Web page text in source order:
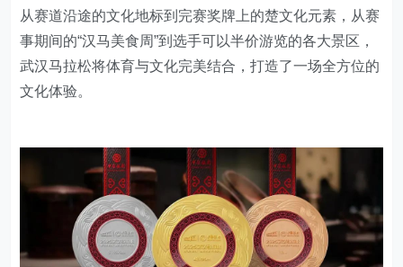
从赛道沿途的文化地标到完赛奖牌上的楚文化元素，从赛
事期间的“汉马美食周”到选手可以半价游览的各大景区，
武汉马拉松将体育与文化完美结合，打造了一场全方位的
文化体验。